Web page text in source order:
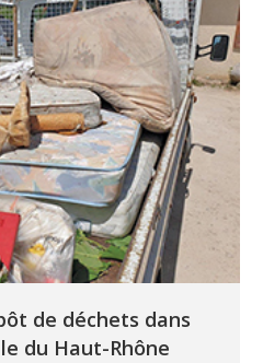
de déchets dans
du Haut-Rhône